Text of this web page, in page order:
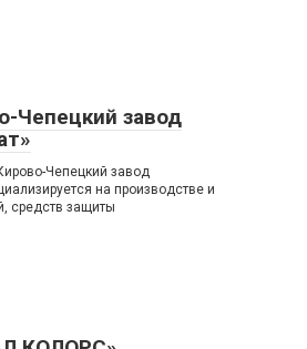
Чепецкий завод
Чепецкий завод
на производстве и
средств защиты